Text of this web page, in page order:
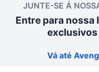
JUNTE-SE Á
Entre para nossa
Vá até